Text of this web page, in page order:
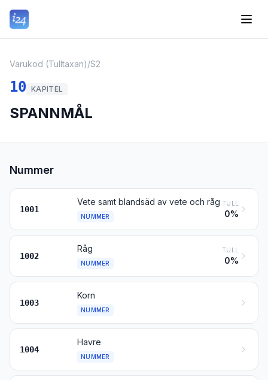
Varukod (Tulltaxan)/S2
10 KAPITEL
SPANNMÅL
Nummer
1001
Vete samt blandsäd av vete och råg
NUMMER
TULL
0%
1002
Råg
NUMMER
TULL
0%
1003
Korn
NUMMER
1004
Havre
NUMMER